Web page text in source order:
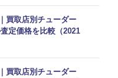
買取店別チューダー
定価格を比較（2021
買取店別チューダー